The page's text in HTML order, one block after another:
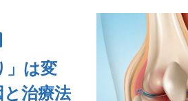
」は変
と治療法